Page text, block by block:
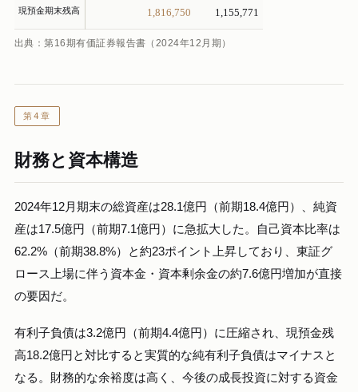
現預金期末残高 1,816,750 1,155,771
出典：第16期有価証券報告書（2024年12月期）
第4章
財務と資本構造
2024年12月期末の総資産は28.1億円（前期18.4億円）、純資
産は17.5億円（前期7.1億円）に急拡大した。自己資本比率は
62.2%（前期38.8%）と約23ポイント上昇しており、東証グ
ロース上場に伴う資本金・資本剰余金の約7.6億円増加が直接
の要因だ。
有利子負債は3.2億円（前期4.4億円）に圧縮され、現預金残
高18.2億円と対比すると実質的な純有利子負債はマイナスと
なる。財務的な余裕度は高く、今後の成長投資に対する資金